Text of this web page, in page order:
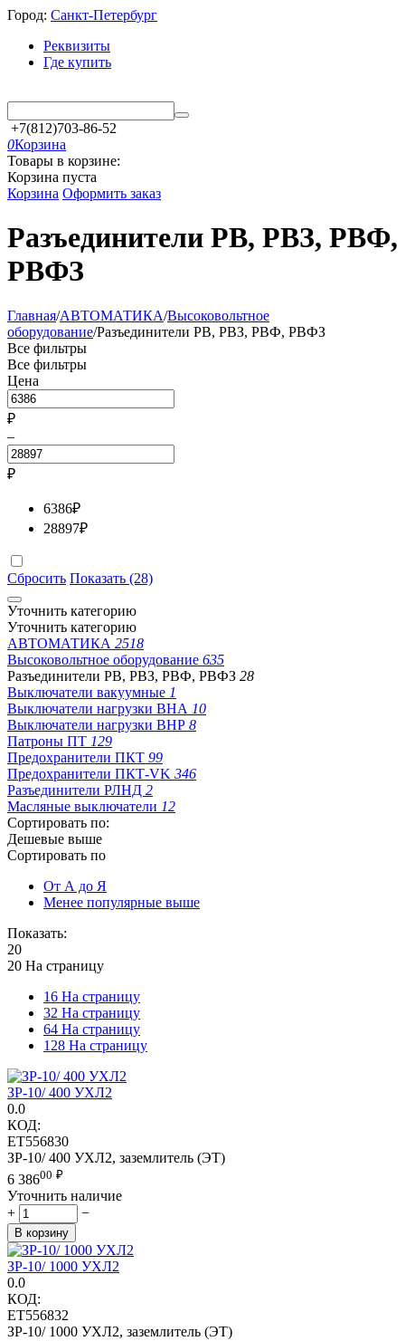
Город: Санкт-Петербург
Реквизиты
Где купить
+7(812)703-86-52
0Корзина
Товары в корзине:
Корзина пуста
Корзина Оформить заказ
Разъединители РВ, РВЗ, РВФ,
РВФЗ
Главная/АВТОМАТИКА/Высоковольтное
оборудование/Разъединители РВ, РВЗ, РВФ, РВФЗ
Все фильтры
Все фильтры
Цена
₽
–
₽
6386₽
28897₽
Сбросить Показать (28)
Уточнить категорию
Уточнить категорию
АВТОМАТИКА 2518
Высоковольтное оборудование 635
Разъединители РВ, РВЗ, РВФ, РВФЗ 28
Выключатели вакуумные 1
Выключатели нагрузки ВНА 10
Выключатели нагрузки ВНР 8
Патроны ПТ 129
Предохранители ПКТ 99
Предохранители ПКТ-VK 346
Разъединители РЛНД 2
Масляные выключатели 12
Сортировать по:
Дешевые выше
Сортировать по
От А до Я
Менее популярные выше
Показать:
20
20 На страницу
16 На страницу
32 На страницу
64 На страницу
128 На страницу
ЗР-10/ 400 УХЛ2
0.0
КОД:
ET556830
ЗР-10/ 400 УХЛ2, заземлитель (ЭТ)
6 38600 ₽
Уточнить наличие
+
−
В корзину
ЗР-10/ 1000 УХЛ2
0.0
КОД:
ET556832
ЗР-10/ 1000 УХЛ2, заземлитель (ЭТ)